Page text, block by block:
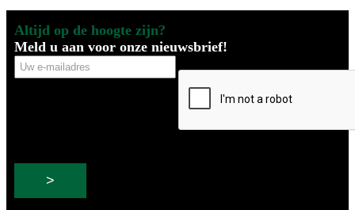
Altijd op de hoogte zijn?
Meld u aan voor onze nieuwsbrief!
Uw
e-